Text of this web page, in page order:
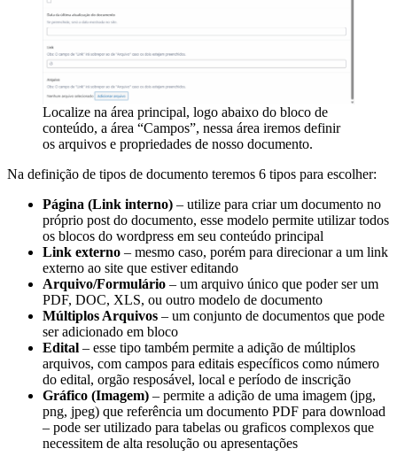
Localize na área principal, logo abaixo do bloco de
conteúdo, a área “Campos”, nessa área iremos definir
os arquivos e propriedades de nosso documento.
Na definição de tipos de documento teremos 6 tipos para escolher:
Página (Link interno) – utilize para criar um documento no
próprio post do documento, esse modelo permite utilizar todos
os blocos do wordpress em seu conteúdo principal
Link externo – mesmo caso, porém para direcionar a um link
externo ao site que estiver editando
Arquivo/Formulário – um arquivo único que poder ser um
PDF, DOC, XLS, ou outro modelo de documento
Múltiplos Arquivos – um conjunto de documentos que pode
ser adicionado em bloco
Edital – esse tipo também permite a adição de múltiplos
arquivos, com campos para editais específicos como número
do edital, orgão resposável, local e período de inscrição
Gráfico (Imagem) – permite a adição de uma imagem (jpg,
png, jpeg) que referência um documento PDF para download
– pode ser utilizado para tabelas ou graficos complexos que
necessitem de alta resolução ou apresentações